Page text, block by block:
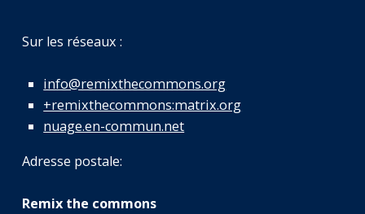
Sur les réseaux :
info@remixthecommons.org
+remixthecommons:matrix.org
nuage.en-commun.net
Adresse postale:
Remix the commons